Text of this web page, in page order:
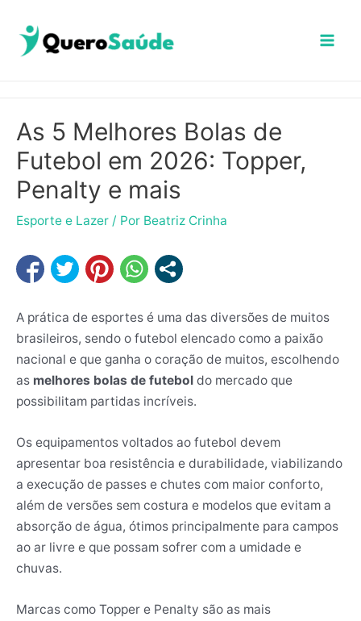
para
As 5 Melhores Bolas de
Futebol em 2026: Topper,
Penalty e mais
Esporte e Lazer / Por Beatriz Crinha
A prática de esportes é uma das diversões de muitos
brasileiros, sendo o futebol elencado como a paixão
nacional e que ganha o coração de muitos, escolhendo
as melhores bolas de futebol do mercado que
possibilitam partidas incríveis.
Os equipamentos voltados ao futebol devem
apresentar boa resistência e durabilidade, viabilizando
a execução de passes e chutes com maior conforto,
além de versões sem costura e modelos que evitam a
absorção de água, ótimos principalmente para campos
ao ar livre e que possam sofrer com a umidade e
chuvas.
Marcas como Topper e Penalty são as mais